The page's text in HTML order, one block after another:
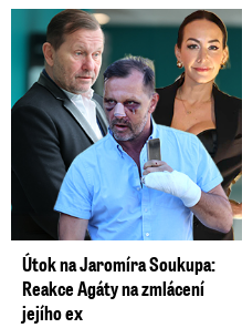
Útok na Jaromíra Soukupa:
Reakce Agáty na zmlácení
jejího ex